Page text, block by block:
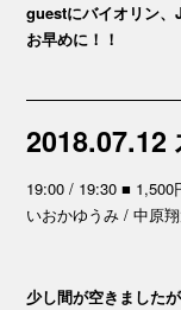
guestにバイオリン
お早めに！！
2018.07.12
19:00 / 19:30 ■ 1,500
いおかゆうみ / 中原
少し間が空きました